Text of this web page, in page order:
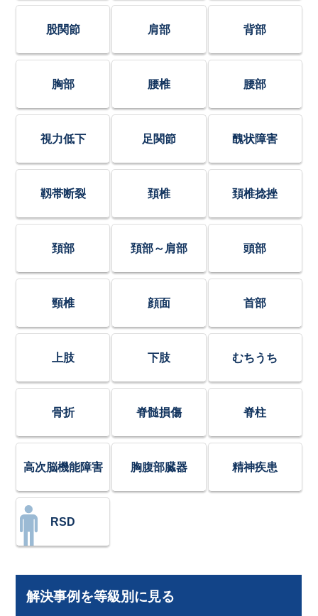
股関節 肩部 背部
胸部 腰椎 腰部
視力低下 足関節 醜状障害
靱帯断裂 頚椎 頚椎捻挫
頚部 頚部～肩部 頭部
頸椎 顔面 首部
上肢 下肢 むちうち
骨折 脊髄損傷 脊柱
高次脳機能障害 胸腹部臓器 精神疾患
RSD
解決事例を等級別に見る